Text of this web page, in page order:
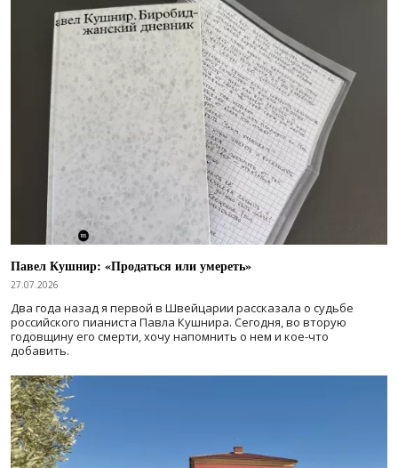
Павел Кушнир: «Продаться или умереть»
27.07.2026
Два года назад я первой в Швейцарии рассказала о судьбе
российского пианиста Павла Кушнира. Сегодня, во вторую
годовщину его смерти, хочу напомнить о нем и кое-что
добавить.